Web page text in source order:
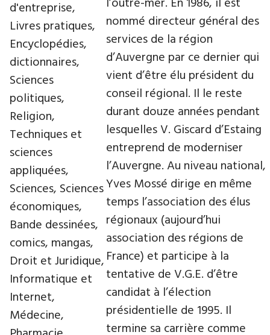
nommé directeur général des
services de la région
d’Auvergne par ce dernier qui
vient d’être élu président du
conseil régional. Il le reste
durant douze années pendant
lesquelles V. Giscard d’Estaing
entreprend de moderniser
l’Auvergne. Au niveau national,
Yves Mossé dirige en même
temps l’association des élus
régionaux (aujourd’hui
association des régions de
France) et participe à la
tentative de V.G.E. d’être
candidat à l’élection
présidentielle de 1995. Il
termine sa carrière comme
d'entreprise,
Livres pratiques,
Encyclopédies,
dictionnaires,
Sciences
politiques,
Religion,
Techniques et
sciences
appliquées,
Sciences, Sciences
économiques,
Bande dessinées,
comics, mangas,
Droit et Juridique,
Informatique et
Internet,
Médecine,